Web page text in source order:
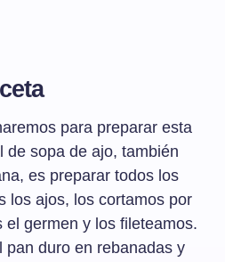
para preparar esta
de sopa de ajo, también
es preparar todos los
los ajos, los cortamos por
el germen y los fileteamos.
pan duro en rebanadas y